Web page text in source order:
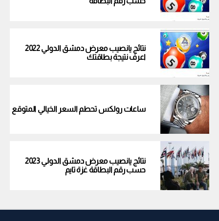
نتائج يانصيب معرض دمشق الدولي 2022
اعرف نتيجة بطاقتك
ساعات رولكس تحطم السعر الخيالي المتوقع
نتائج يانصيب معرض دمشق الدولي 2023
حسب رقم البطاقة غزة تايم